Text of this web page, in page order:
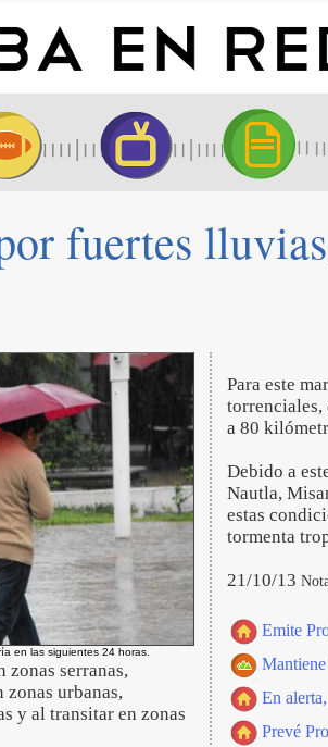
fuertes
en las siguientes 24 horas.
zonas serranas,
urbanas,
y al transitar en zonas
Para este
torrenciales,
a 80
Debido a
Nautla,
estas
tormenta
21/10/13
Emite
En
Prevé